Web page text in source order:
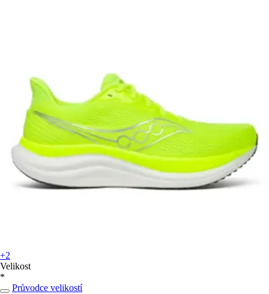
+2
Velikost
*
Průvodce velikostí